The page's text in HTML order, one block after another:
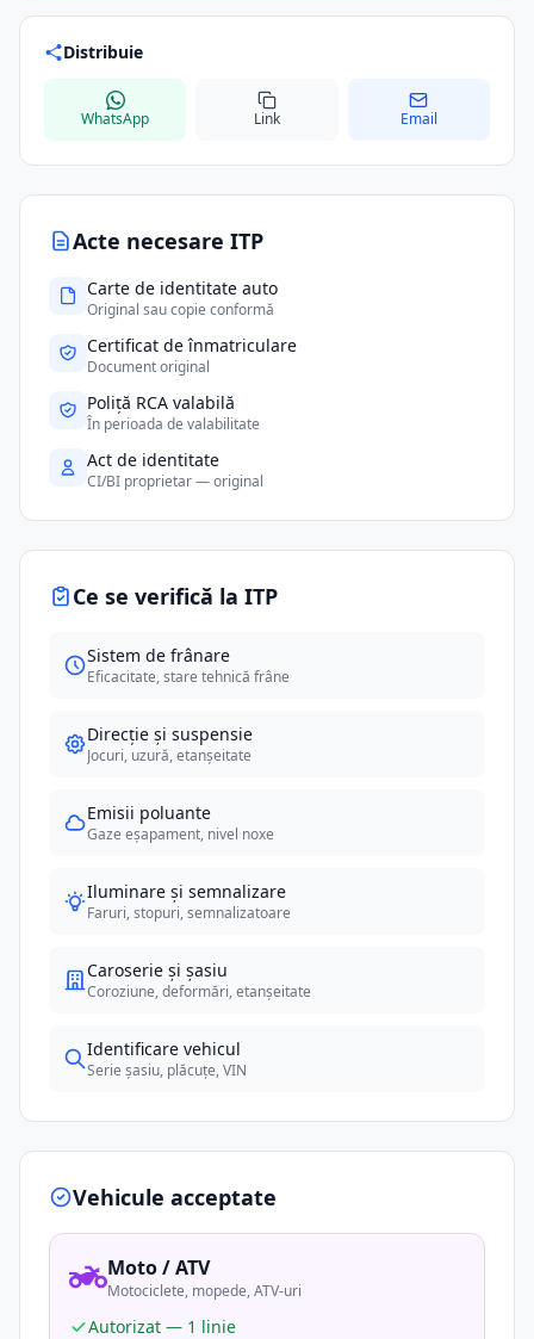
Acte necesare ITP
Carte de identitate auto
Original sau copie conformă
Certificat de înmatriculare
Document original
Poliță RCA valabilă
În perioada de valabilitate
Act de identitate
CI/BI proprietar — original
Ce se verifică la ITP
Sistem de frânare
Eficacitate, stare tehnică frâne
Direcție și suspensie
Jocuri, uzură, etanșeitate
Emisii poluante
Gaze eșapament, nivel noxe
Iluminare și semnalizare
Faruri, stopuri, semnalizatoare
Caroserie și șasiu
Coroziune, deformări, etanșeitate
Identificare vehicul
Serie șasiu, plăcuțe, VIN
Vehicule acceptate
Moto / ATV
Motociclete, mopede, ATV-uri
Autorizat — 1 linie
Distribuie
WhatsApp Link Email